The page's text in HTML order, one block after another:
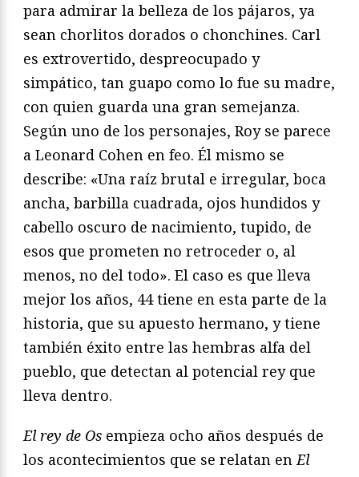
para admirar la belleza de los pájaros, ya
sean chorlitos dorados o chonchines. Carl
es extrovertido, despreocupado y
simpático, tan guapo como lo fue su madre,
con quien guarda una gran semejanza.
Según uno de los personajes, Roy se parece
a Leonard Cohen en feo. Él mismo se
describe: «Una raíz brutal e irregular, boca
ancha, barbilla cuadrada, ojos hundidos y
cabello oscuro de nacimiento, tupido, de
esos que prometen no retroceder o, al
menos, no del todo». El caso es que lleva
mejor los años, 44 tiene en esta parte de la
historia, que su apuesto hermano, y tiene
también éxito entre las hembras alfa del
pueblo, que detectan al potencial rey que
lleva dentro.
El rey de Os empieza ocho años después de
los acontecimientos que se relatan enEl